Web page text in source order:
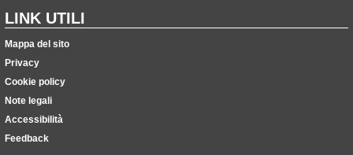
LINK UTILI
Mappa del sito
Privacy
Cookie policy
Note legali
Accessibilità
Feedback